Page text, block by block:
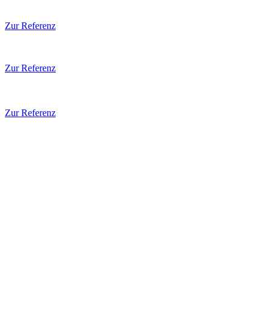
Zur Referenz
Zur Referenz
Zur Referenz